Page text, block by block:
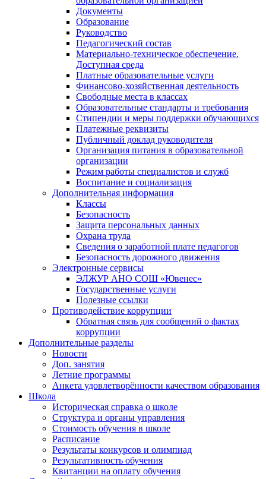
Документы
Образование
Руководство
Педагогический состав
Материально-техническое обеспечение.
Доступная среда
Платные образовательные услуги
Финансово-хозяйственная деятельность
Свободные места в классах
Образовательные стандарты и требования
Стипендии и меры поддержки обучающихся
Платежные реквизиты
Публичный доклад руководителя
Организация питания в образовательной
организации
Режим работы специалистов и служб
Воспитание и социализация
Дополнительная информация
Классы
Безопасность
Защита персональных данных
Охрана труда
Сведения о заработной плате педагогов
Безопасность дорожного движения
Электронные сервисы
ЭЛЖУР АНО СОШ «Ювенес»
Государственные услуги
Полезные ссылки
Противодействие коррупции
Обратная связь для сообщений о фактах
коррупции
Дополнительные разделы
Новости
Доп. занятия
Летние программы
Анкета удовлетворённости качеством образования
Школа
Историческая справка о школе
Структура и органы управления
Стоимость обучения в школе
Расписание
Результаты конкурсов и олимпиад
Результативность обучения
Квитанции на оплату обучения